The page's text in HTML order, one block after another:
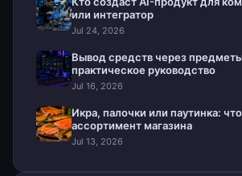
или интегратор
Jul 24, 2026
Вывод средств через
практическое руководство
Jul 16, 2026
Икра, палочки или паутинка:
ассортимент магазина
Jul 13, 2026